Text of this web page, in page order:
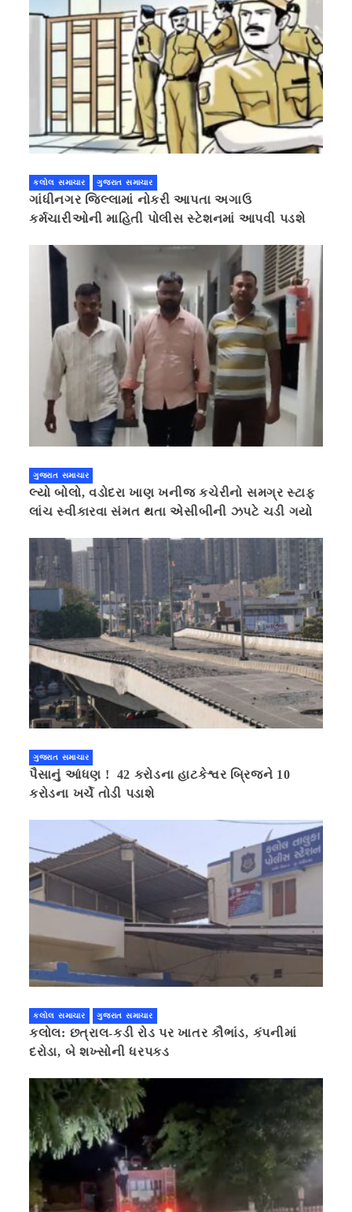
કલોલ સમાચાર ગુજરાત સમાચાર
ગાંધીનગર જિલ્લામાં નોકરી આપતા અગાઉ
કર્મચારીઓની માહિતી પોલીસ સ્ટેશનમાં આપવી પડશે
ગુજરાત સમાચાર
લ્યો બોલો, વડોદરા ખાણ ખનીજ કચેરીનો સમગ્ર સ્ટાફ
લાંચ સ્વીકારવા સંમત થતા એસીબીની ઝપટે ચડી ગયો
ગુજરાત સમાચાર
પૈસાનું આંધણ ! 42 કરોડના હાટકેશ્વર બ્રિજને 10
કરોડના ખર્ચે તોડી પડાશે
કલોલ સમાચાર ગુજરાત સમાચાર
કલોલ: છત્રાલ-કડી રોડ પર ખાતર કૌભાંડ, કંપનીમાં
દરોડા, બે શખ્સોની ધરપકડ